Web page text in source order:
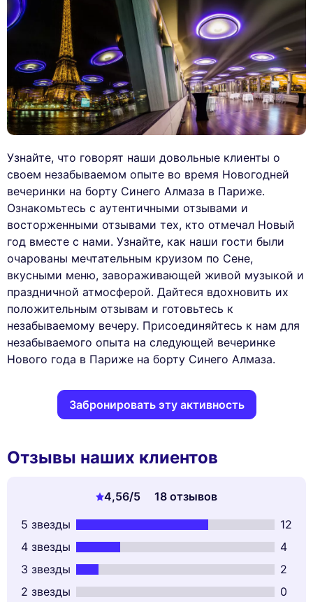
Узнайте, что говорят наши довольные клиенты о
своем незабываемом опыте во время Новогодней
вечеринки на борту Синего Алмаза в Париже.
Ознакомьтесь с аутентичными отзывами и
восторженными отзывами тех, кто отмечал Новый
год вместе с нами. Узнайте, как наши гости были
очарованы мечтательным круизом по Сене,
вкусными меню, завораживающей живой музыкой и
праздничной атмосферой. Дайтеся вдохновить их
положительным отзывам и готовьтесь к
незабываемому вечеру. Присоединяйтесь к нам для
незабываемого опыта на следующей вечеринке
Нового года в Париже на борту Синего Алмаза.
Забронировать эту активность
Отзывы наших клиентов
4,56/5
18 отзывов
5 звезды
12
4 звезды
4
3 звезды
2
2 звезды
0